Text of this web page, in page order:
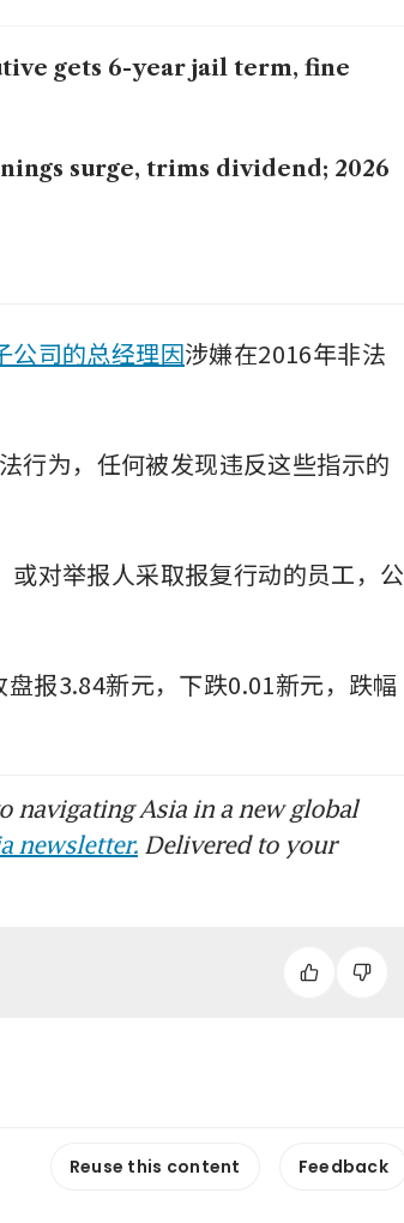
gets 6-year jail term, fine
surge, trims dividend; 2026
公司的总经理因涉嫌在2016年非法
为，任何被发现违反这些指示的
对举报人采取报复行动的员工，公
报3.84新元，下跌0.01新元，跌幅
navigating Asia in a new global
newsletter. Delivered to your
Reuse this content Feedback